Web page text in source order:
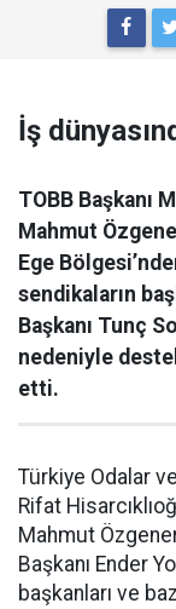
İş
TOBB Başkanı
Mahmut
Ege
sendikaların
Başkanı Tunç
nedeniyle
etti.
Türkiye Odalar
Rifat
Mahmut
Başkanı Ender
başkanları ve